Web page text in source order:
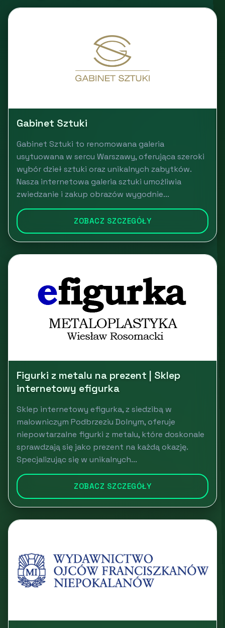
Gabinet Sztuki
Gabinet Sztuki to renomowana galeria
usytuowana w sercu Warszawy, oferująca szeroki
wybór dzieł sztuki oraz unikalnych zabytków.
Nasza internetowa galeria sztuki umożliwia
zwiedzanie i zakup obrazów wygodnie...
ZOBACZ SZCZEGÓŁY
Figurki z metalu na prezent | Sklep
internetowy efigurka
Sklep internetowy efigurka, z siedzibą w
malowniczym Podbrzeziu Dolnym, oferuje
niepowtarzalne figurki z metalu, które doskonale
sprawdzają się jako prezent na każdą okazję.
Specjalizując się w unikalnych...
ZOBACZ SZCZEGÓŁY